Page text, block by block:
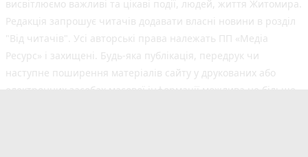
висвітлюємо важливі та цікаві події, людей, життя Житомира.
Редакція запрошує читачів додавати власні новини в розділ
"Від читачів". Усі авторські права належать ПП «Медіа
Ресурс» і захищені. Будь-яка публiкацiя, передрук чи
наступне поширення матеріалів сайту у друкованих або
електронних засобах масової інформації можлива не більше